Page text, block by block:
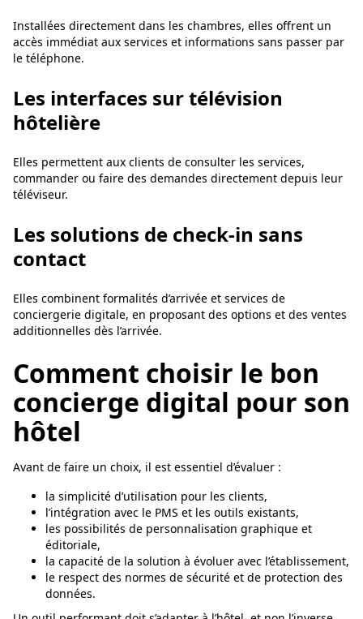
Installées directement dans les chambres, elles offrent un
accès immédiat aux services et informations sans passer par
le téléphone.
Les interfaces sur télévision
hôtelière
Elles permettent aux clients de consulter les services,
commander ou faire des demandes directement depuis leur
téléviseur.
Les solutions de check-in sans
contact
Elles combinent formalités d’arrivée et services de
conciergerie digitale, en proposant des options et des ventes
additionnelles dès l’arrivée.
Comment choisir le bon
concierge digital pour son
hôtel
Avant de faire un choix, il est essentiel d’évaluer :
la simplicité d’utilisation pour les clients,
l’intégration avec le PMS et les outils existants,
les possibilités de personnalisation graphique et
éditoriale,
la capacité de la solution à évoluer avec l’établissement,
le respect des normes de sécurité et de protection des
données.